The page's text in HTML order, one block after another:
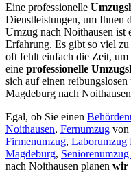
Eine professionelle
Dienstleistungen, um Ihnen
Umzug nach Noithausen ist
Erfahrung. Es gibt so viel zu
oft fehlt einfach die Zeit, um
eine professionelle
sich auf einen
Magdeburg nach
Egal, ob Sie einen
Noithausen, Fernumzug von
Firmenumzug, Laborumzug
Magdeburg,
nach Noithausen planen wir